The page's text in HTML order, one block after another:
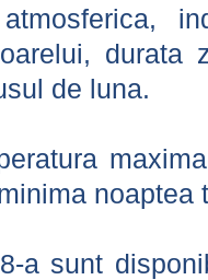
durata
de luna.
noaptea
a sunt